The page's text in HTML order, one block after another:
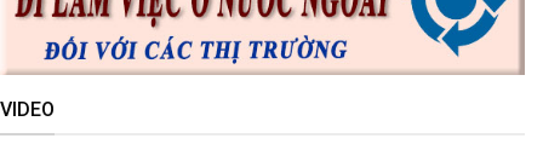
VIDEO